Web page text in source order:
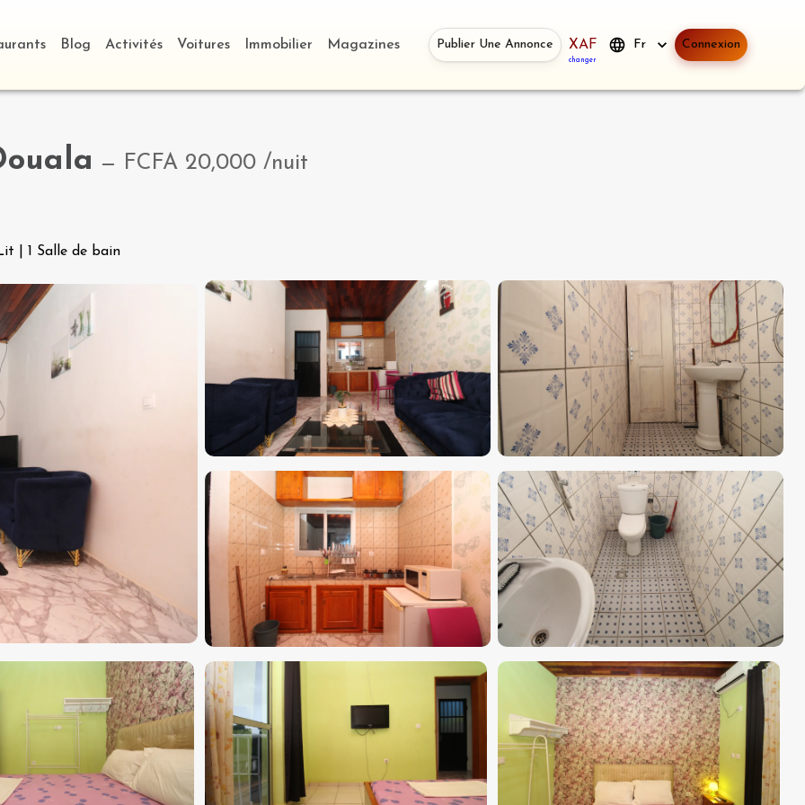
Blog Activités Voitures Immobilier Magazines Publier Une Annonce XAF
changer
Fr Connexion
— FCFA 20,000 /nuit
1 Salle de bain